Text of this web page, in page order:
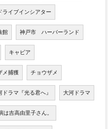
ライブインシアター
館 神戸市 ハーバーランド
キャビア
メ捕獲 チョウザメ
ドラマ『光る君へ』 大河ドラマ
は吉高由里子さん。